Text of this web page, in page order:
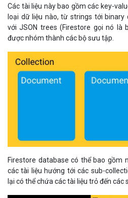
loại dữ liệu nào, từ strings tới binary
với JSON trees (Firestore gọi nó là
được nhóm thành các bộ sưu tập.
các tài liệu hướng tới các sub-
lại có thể chứa các tài liệu trỏ đến các